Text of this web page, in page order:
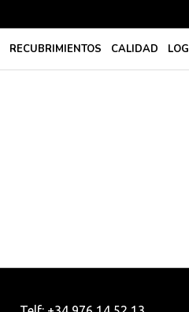
RECUBRIMIENTOS CALIDAD